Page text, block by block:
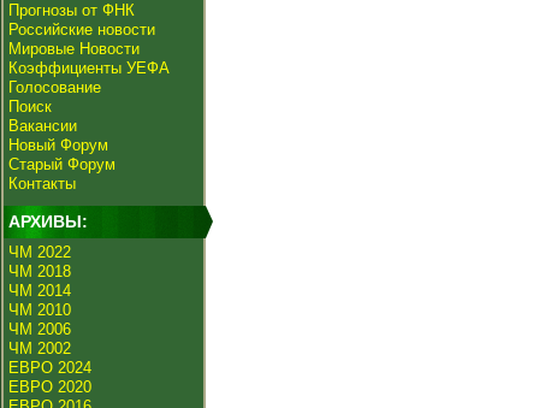
Прогнозы от ФНК
Российские новости
Мировые Новости
Коэффициенты УЕФА
Голосование
Поиск
Вакансии
Новый Форум
Старый Форум
Контакты
АРХИВЫ:
ЧМ 2022
ЧМ 2018
ЧМ 2014
ЧМ 2010
ЧМ 2006
ЧМ 2002
ЕВРО 2024
ЕВРО 2020